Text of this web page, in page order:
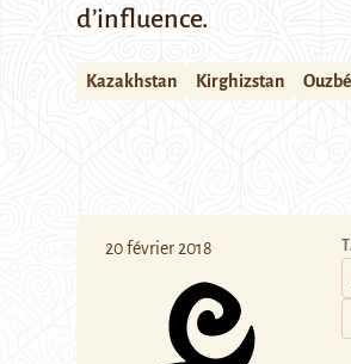
d’influence.
Kazakhstan Kirghizstan
20 février 2018